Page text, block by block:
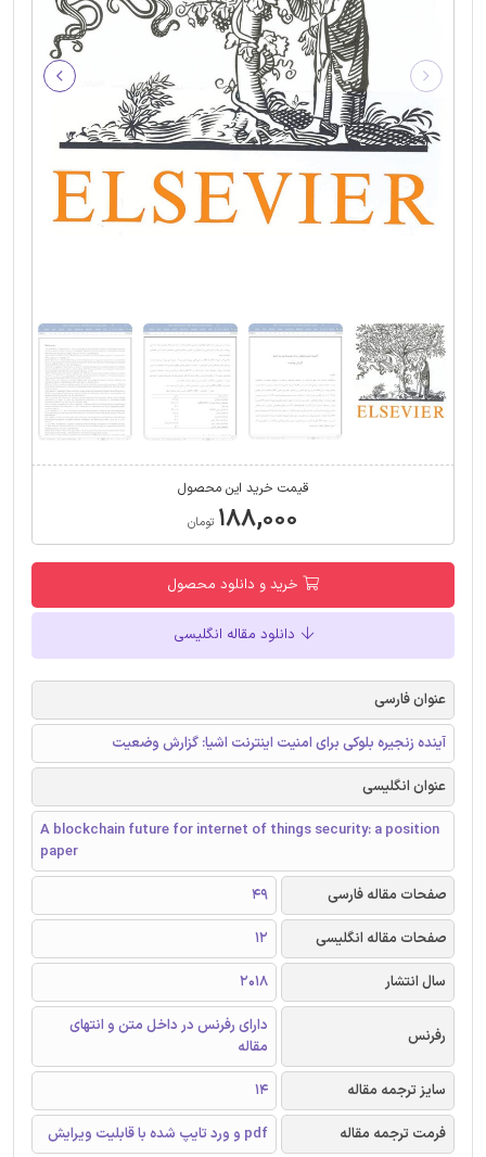
قیمت خرید این محصول
۱۸۸,۰۰۰ تومان
خرید و دانلود محصول
دانلود مقاله انگلیسی
عنوان فارسی
آینده زنجیره بلوکی برای امنیت اینترنت اشیا: گزارش وضعیت
عنوان انگلیسی
A blockchain future for internet of things security: a position
paper
صفحات مقاله فارسی
49
صفحات مقاله انگلیسی
12
سال انتشار
2018
رفرنس
دارای رفرنس در داخل متن و انتهای
مقاله
سایز ترجمه مقاله
14
فرمت ترجمه مقاله
pdf و ورد تایپ شده با قابلیت ویرایش